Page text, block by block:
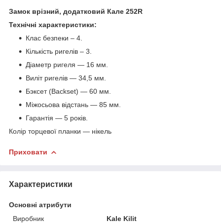
Замок врізний, додатковий Кале 252R
Технічні характеристики:
Клас безпеки – 4.
Кількість ригелів – 3.
Діаметр ригеля — 16 мм.
Виліт ригелів — 34,5 мм.
Бэксет (Backset) — 60 мм.
Міжосьова відстань — 85 мм.
Гарантія — 5 років.
Колір торцевої планки — нікель
Приховати
Характеристики
Основні атрибути
Виробник
Kale Kilit